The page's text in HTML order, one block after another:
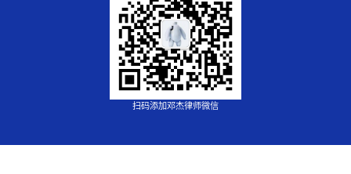
扫码添加邓杰律师微信